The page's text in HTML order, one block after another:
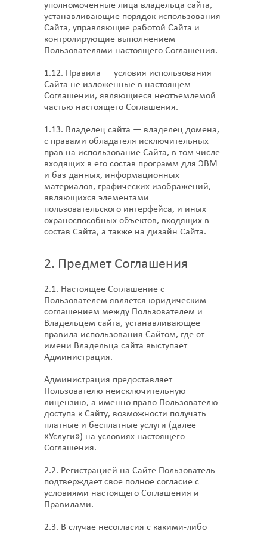
уполномоченные лица владельца сайта,
устанавливающие порядок использования
Сайта, управляющие работой Сайта и
контролирующие выполнением
Пользователями настоящего Соглашения.
1.12. Правила — условия использования
Сайта не изложенные в настоящем
Соглашении, являющиеся неотъемлемой
частью настоящего Соглашения.
1.13. Владелец сайта — владелец домена,
с правами обладателя исключительных
прав на использование Сайта, в том числе
входящих в его состав программ для ЭВМ
и баз данных, информационных
материалов, графических изображений,
являющихся элементами
пользовательского интерфейса, и иных
охраноспособных объектов, входящих в
состав Сайта, а также на дизайн Сайта.
2. Предмет Соглашения
2.1. Настоящее Соглашение с
Пользователем является юридическим
соглашением между Пользователем и
Владельцем сайта, устанавливающее
правила использования Сайтом, где от
имени Владельца сайта выступает
Администрация.
Администрация предоставляет
Пользователю неисключительную
лицензию, а именно право Пользователю
доступа к Сайту, возможности получать
платные и бесплатные услуги (далее –
«Услуги») на условиях настоящего
Соглашения.
2.2. Регистрацией на Сайте Пользователь
подтверждает свое полное согласие с
условиями настоящего Соглашения и
Правилами.
2.3. В случае несогласия с какими-либо